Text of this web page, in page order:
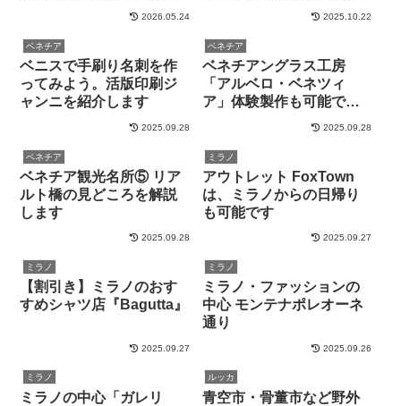
2026.05.24
店「クリスティーナ」2025.10.22
ベネチア
ベニスで手刷り名刺を作
ってみよう。活版印刷ジ
ャンニを紹介します
2025.09.28
ベネチア
ベネチアングラス工房
「アルベロ・ベネツィ
ア」体験製作も可能です
（by 現地ガイド）
2025.09.28
ベネチア
ベネチア観光名所⑤ リア
ルト橋の見どころを解説
します
2025.09.28
ミラノ
アウトレット FoxTown
は、ミラノからの日帰り
も可能です
2025.09.27
ミラノ
【割引き】ミラノのおす
すめシャツ店『Bagutta』
2025.09.27
ミラノ
ミラノ・ファッションの
中心 モンテナポレオーネ
通り
2025.09.26
ミラノ
ミラノの中心「ガレリ
ルッカ
青空市・骨董市など野外